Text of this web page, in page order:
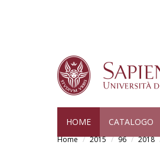
HOME CATALOGO
Home 2015 96 2018